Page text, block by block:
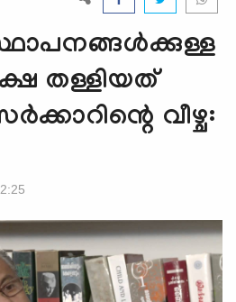
തള്ളിയത്
വീഴ്ച: